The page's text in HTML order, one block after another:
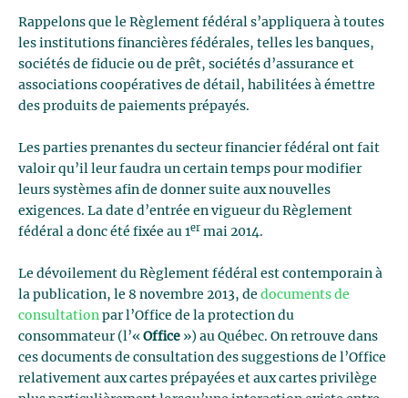
Rappelons que le Règlement fédéral s’appliquera à toutes
les institutions financières fédérales, telles les banques,
sociétés de fiducie ou de prêt, sociétés d’assurance et
associations coopératives de détail, habilitées à émettre
des produits de paiements prépayés.
Les parties prenantes du secteur financier fédéral ont fait
valoir qu’il leur faudra un certain temps pour modifier
leurs systèmes afin de donner suite aux nouvelles
exigences. La date d’entrée en vigueur du Règlement
fédéral a donc été fixée au 1er mai 2014.
Le dévoilement du Règlement fédéral est contemporain à
la publication, le 8 novembre 2013, de documents de
consultation par l’Office de la protection du
consommateur (l’« Office ») au Québec. On retrouve dans
ces documents de consultation des suggestions de l’Office
relativement aux cartes prépayées et aux cartes privilège